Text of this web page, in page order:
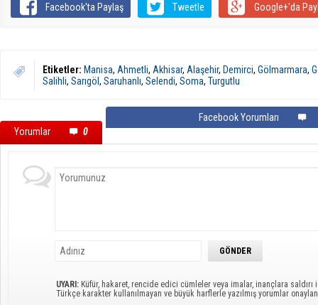
Facebook'ta Paylaş Tweetle Google+'da
Etiketler: Manisa, Ahmetli, Akhisar, Alaşehir, Demirci, Gölmarmara,
Salihli, Sarıgöl , Saruhanlı, Selendi, Soma, Turgutlu
Yorumlar 0
Facebook Yorumları
UYARI: Küfür, hakaret, rencide edici cümleler veya imalar, inançlara saldırı
Türkçe karakter kullanılmayan ve büyük harflerle yazılmış yorumlar